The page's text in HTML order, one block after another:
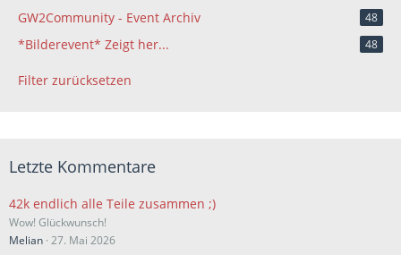
GW2Community - Event Archiv 48
*Bilderevent* Zeigt her... 48
Filter zurücksetzen
Letzte Kommentare
42k endlich alle Teile zusammen ;)
Wow! Glückwunsch!
Melian 27. Mai 2026